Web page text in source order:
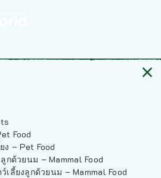
Food
ง – Pet Food
กด้วยนม – Mammal Food
เลี้ยงลูกด้วยนม – Mammal Food